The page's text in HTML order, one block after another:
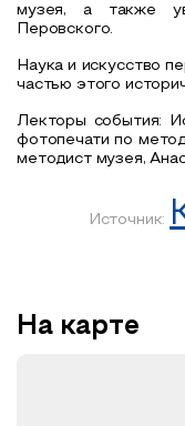
музея, а также
Перовского.
Наука и искусство
частью этого
Лекторы события:
фотопечати по
методист музея,
Источник:
На карте